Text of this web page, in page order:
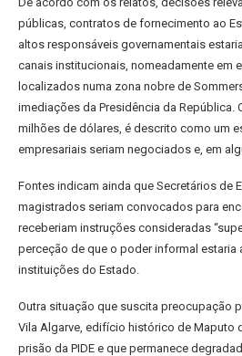
públicas, contratos de fornecimento ao
altos responsáveis governamentais
canais institucionais, nomeadamente em
localizados numa zona nobre de
imediações da Presidência da República.
milhões de dólares, é descrito como um
empresariais seriam negociados e, em
Fontes indicam ainda que Secretários de
magistrados seriam convocados para
receberiam instruções consideradas
perceção de que o poder informal estaria
instituições do Estado.
Outra situação que suscita preocupação
Vila Algarve, edifício histórico de Maputo
prisão da PIDE e que permanece